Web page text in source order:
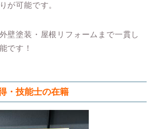
が可能です。
壁塗装・屋根リフォームまで一貫し
です！
・技能士の在籍